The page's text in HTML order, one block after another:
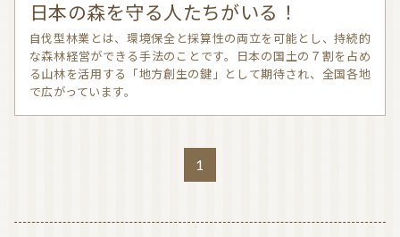
日本の森を守る人たちがいる！
自伐型林業とは、環境保全と採算性の両立を可能とし、持続的
な森林経営ができる手法のことです。日本の国土の７割を占め
る山林を活用する「地方創生の鍵」として期待され、全国各地
で広がっています。
1